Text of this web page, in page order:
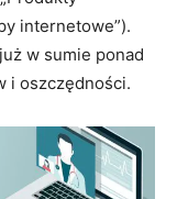
internetowe”).
w sumie ponad
i oszczędności.